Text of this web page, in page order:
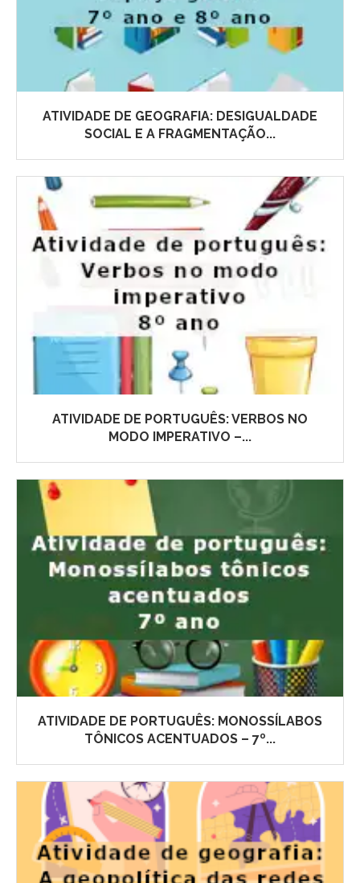
ATIVIDADE DE GEOGRAFIA: DESIGUALDADE
SOCIAL E A FRAGMENTAÇÃO...
ATIVIDADE DE PORTUGUÊS: VERBOS NO
MODO IMPERATIVO –...
ATIVIDADE DE PORTUGUÊS: MONOSSÍLABOS
TÔNICOS ACENTUADOS – 7º...